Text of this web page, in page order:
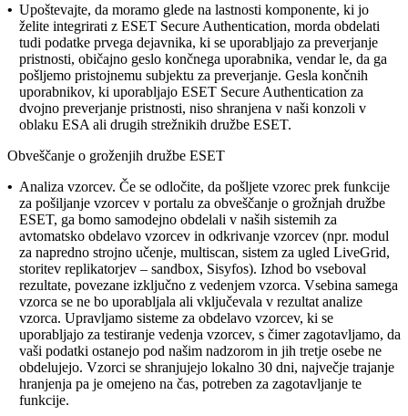
• Upoštevajte, da moramo glede na lastnosti komponente, ki jo
želite integrirati z ESET Secure Authentication, morda obdelati
tudi podatke prvega dejavnika, ki se uporabljajo za preverjanje
pristnosti, običajno geslo končnega uporabnika, vendar le, da ga
pošljemo pristojnemu subjektu za preverjanje. Gesla končnih
uporabnikov, ki uporabljajo ESET Secure Authentication za
dvojno preverjanje pristnosti, niso shranjena v naši konzoli v
oblaku ESA ali drugih strežnikih družbe ESET.
Obveščanje o groženjih družbe ESET
• Analiza vzorcev. Če se odločite, da pošljete vzorec prek funkcije
za pošiljanje vzorcev v portalu za obveščanje o grožnjah družbe
ESET, ga bomo samodejno obdelali v naših sistemih za
avtomatsko obdelavo vzorcev in odkrivanje vzorcev (npr. modul
za napredno strojno učenje, multiscan, sistem za ugled LiveGrid,
storitev replikatorjev – sandbox, Sisyfos). Izhod bo vseboval
rezultate, povezane izključno z vedenjem vzorca. Vsebina samega
vzorca se ne bo uporabljala ali vključevala v rezultat analize
vzorca. Upravljamo sisteme za obdelavo vzorcev, ki se
uporabljajo za testiranje vedenja vzorcev, s čimer zagotavljamo, da
vaši podatki ostanejo pod našim nadzorom in jih tretje osebe ne
obdelujejo. Vzorci se shranjujejo lokalno 30 dni, največje trajanje
hranjenja pa je omejeno na čas, potreben za zagotavljanje te
funkcije.